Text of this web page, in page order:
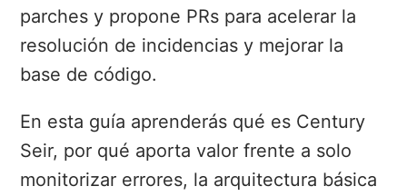
parches y propone PRs para acelerar la
resolución de incidencias y mejorar la
base de código.
En esta guía aprenderás qué es Century
Seir, por qué aporta valor frente a solo
monitorizar errores, la arquitectura básica